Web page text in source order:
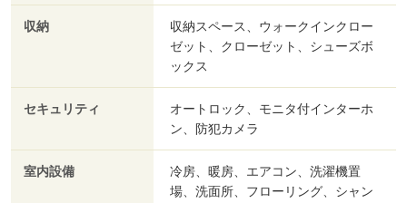
収納
収納スペース、ウォークインクロー
ゼット、クローゼット、シューズボ
ックス
セキュリティ
オートロック、モニタ付インターホ
ン、防犯カメラ
室内設備
冷房、暖房、エアコン、洗濯機置
場、洗面所、フローリング、シャン